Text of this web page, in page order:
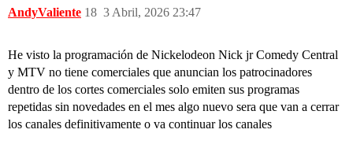
AndyValiente 3 Abril, 2026 23:47
18
He visto la programación de Nickelodeon Nick jr Comedy Central
y MTV no tiene comerciales que anuncian los patrocinadores
dentro de los cortes comerciales solo emiten sus programas
repetidas sin novedades en el mes algo nuevo sera que van a cerrar
los canales definitivamente o va continuar los canales